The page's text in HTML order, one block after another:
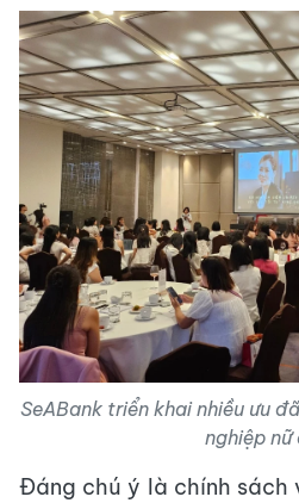
SeABank triển khai nhiều ưu
nghiệp nữ
Đáng chú ý là chính sách